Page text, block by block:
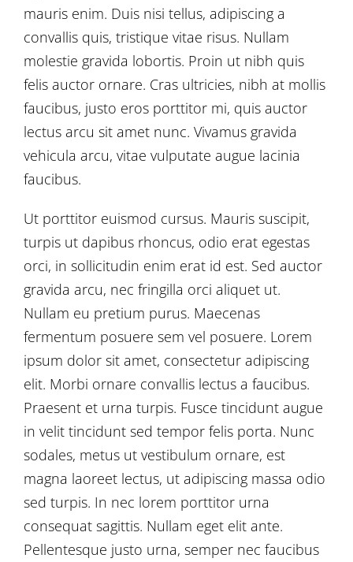
mauris enim. Duis nisi tellus, adipiscing a
convallis quis, tristique vitae risus. Nullam
molestie gravida lobortis. Proin ut nibh quis
felis auctor ornare. Cras ultricies, nibh at mollis
faucibus, justo eros porttitor mi, quis auctor
lectus arcu sit amet nunc. Vivamus gravida
vehicula arcu, vitae vulputate augue lacinia
faucibus.
Ut porttitor euismod cursus. Mauris suscipit,
turpis ut dapibus rhoncus, odio erat egestas
orci, in sollicitudin enim erat id est. Sed auctor
gravida arcu, nec fringilla orci aliquet ut.
Nullam eu pretium purus. Maecenas
fermentum posuere sem vel posuere. Lorem
ipsum dolor sit amet, consectetur adipiscing
elit. Morbi ornare convallis lectus a faucibus.
Praesent et urna turpis. Fusce tincidunt augue
in velit tincidunt sed tempor felis porta. Nunc
sodales, metus ut vestibulum ornare, est
magna laoreet lectus, ut adipiscing massa odio
sed turpis. In nec lorem porttitor urna
consequat sagittis. Nullam eget elit ante.
Pellentesque justo urna, semper nec faucibus